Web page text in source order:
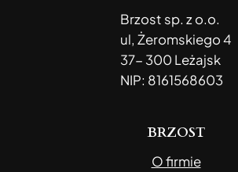
Brzost sp. z o.o.
ul, Żeromskiego 4
37- 300 Leżajsk
NIP: 8161568603
BRZOST
O firmie